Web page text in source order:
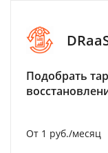
Подобрать
От 1 руб./месяц